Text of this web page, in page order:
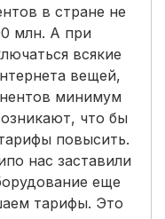
в стране не
млн. А при
всякие
вещей,
минимум
что бы
повысить.
нас заставили
еще
тарифы. Это